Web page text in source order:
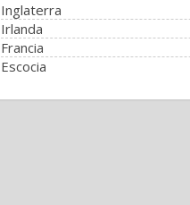
Inglaterra
Irlanda
Francia
Escocia